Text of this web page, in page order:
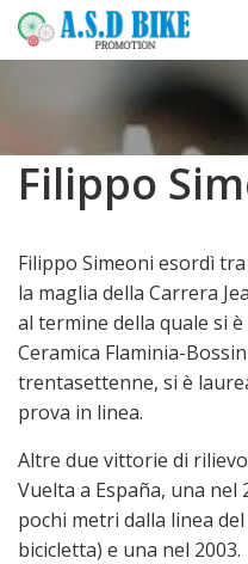
Filippo
Filippo Simeoni esordì
la maglia della Carrera
al termine della quale si
Ceramica Flaminia-
trentasettenne, si è
prova in linea.
Altre due vittorie di
Vuelta a España, una nel
pochi metri dalla linea
bicicletta) e una nel 2003.